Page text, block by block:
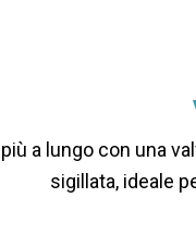
a lungo con una
sigillata, ideale